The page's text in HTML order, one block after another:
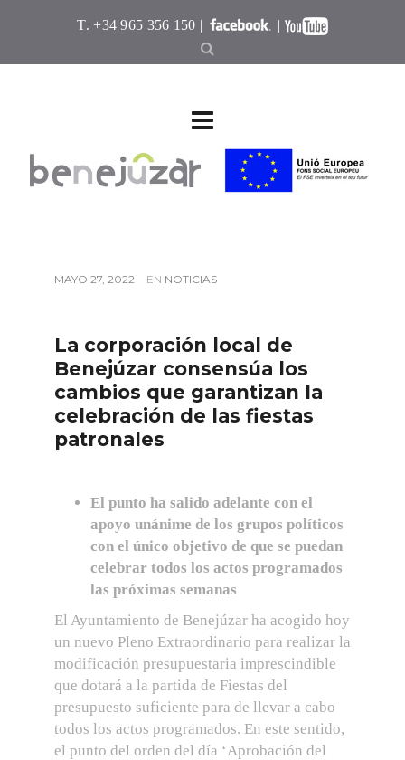
T. +34 965 356 150 | |
MAYO 27, 2022 EN NOTICIAS
La corporación local de
Benejúzar consensúa los
cambios que garantizan la
celebración de las fiestas
patronales
El punto ha salido adelante con el
apoyo unánime de los grupos políticos
con el único objetivo de que se puedan
celebrar todos los actos programados
las próximas semanas
El Ayuntamiento de Benejúzar ha acogido hoy
un nuevo Pleno Extraordinario para realizar la
modificación presupuestaria imprescindible
que dotará a la partida de Fiestas del
presupuesto suficiente para de llevar a cabo
todos los actos programados. En este sentido,
el punto del orden del día ‘Aprobación del